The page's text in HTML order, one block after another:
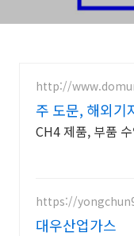
http://
주 도문, 해외기
CH4 제품, 부품
https://
대우산업가스